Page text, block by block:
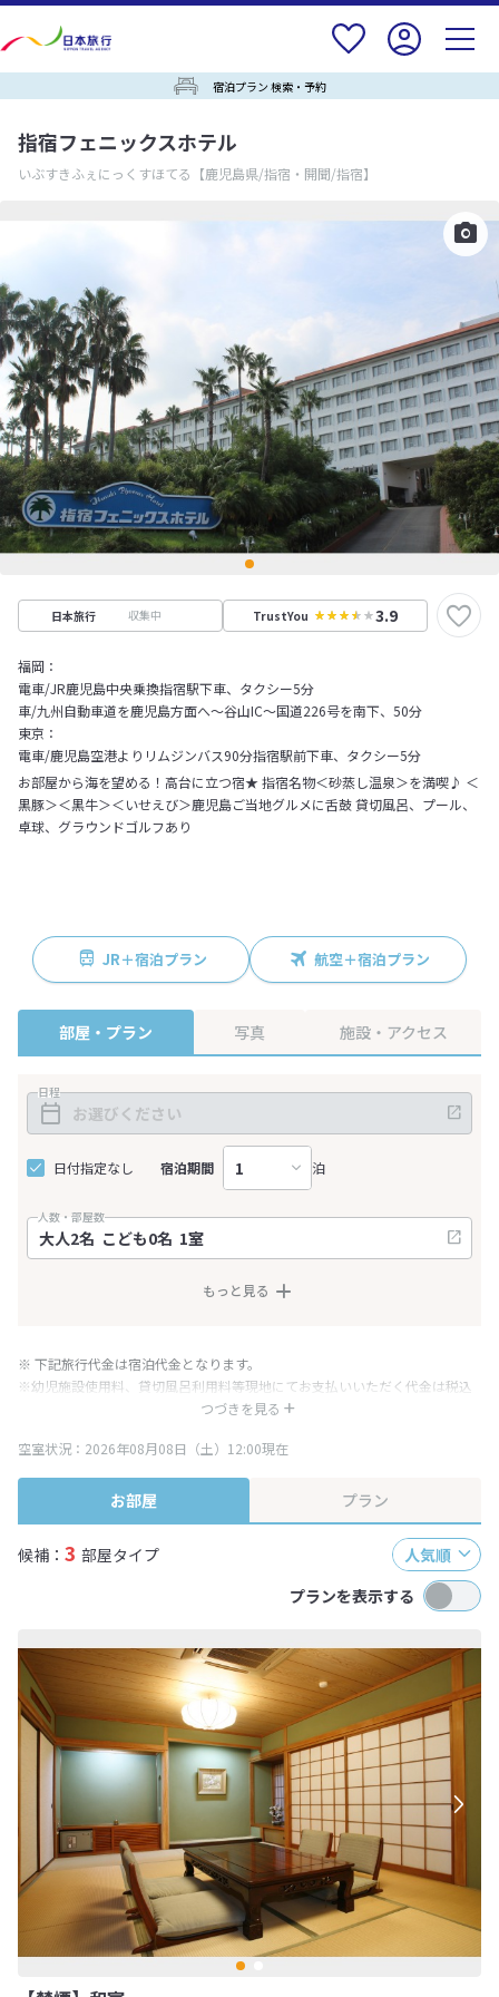
宿泊プラン 検索・予約
指宿フェニックスホテル
いぶすきふぇにっくすほてる 【鹿児島県/指宿・開聞/指宿】
日本旅行 収集中 TrustYou 3.9
福岡：
電車/JR鹿児島中央乗換指宿駅下車、タクシー5分
車/九州自動車道を鹿児島方面へ～谷山IC～国道226号を南下、50分
東京：
電車/鹿児島空港よりリムジンバス90分指宿駅前下車、タクシー5分
お部屋から海を望める！高台に立つ宿★ 指宿名物＜砂蒸し温泉＞を満喫♪ ＜
黒豚＞＜黒牛＞＜いせえび＞鹿児島ご当地グルメに舌鼓 貸切風呂、プール、
卓球、グラウンドゴルフあり
JR＋宿泊プラン 航空＋宿泊プラン
部屋・プラン 写真 施設・アクセス
日程
日付指定なし 宿泊期間 泊
人数・部屋数
もっと見る
つづきを見る
※ 下記旅行代金は宿泊代金となります。
※幼児施設使用料、貸切風呂利用料等現地にてお支払いいただく代金は税込
み表記となりますが、消費税増税に伴い代金が一部変更となる場合がござい
※表示されている旅行代金・プラン内容は一定時間ごとに更新されます。最
終確認画面でご確認ください。
空室状況：2026年08月08日（土）12:00現在
お部屋 プラン
候補： 3 部屋タイプ
人気順
プランを表示する